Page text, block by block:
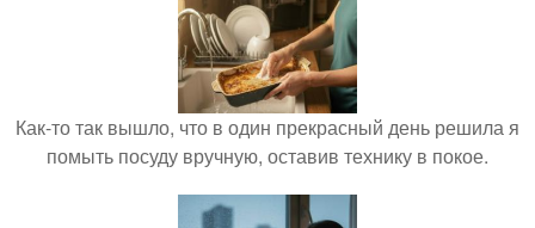
Как-то так вышло, что в один прекрасный день решила я
помыть посуду вручную, оставив технику в покое.